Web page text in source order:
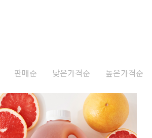
판매순 낮은가격순 높은가격순